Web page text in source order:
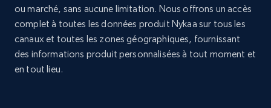
1.9K+ 322+ Commencer
ou marché, sans aucune limitation. Nous offrons un accès
complet à toutes les données produit Nykaa sur tous les
canaux et toutes les zones géographiques, fournissant
des informations produit personnalisées à tout moment et
en tout lieu.